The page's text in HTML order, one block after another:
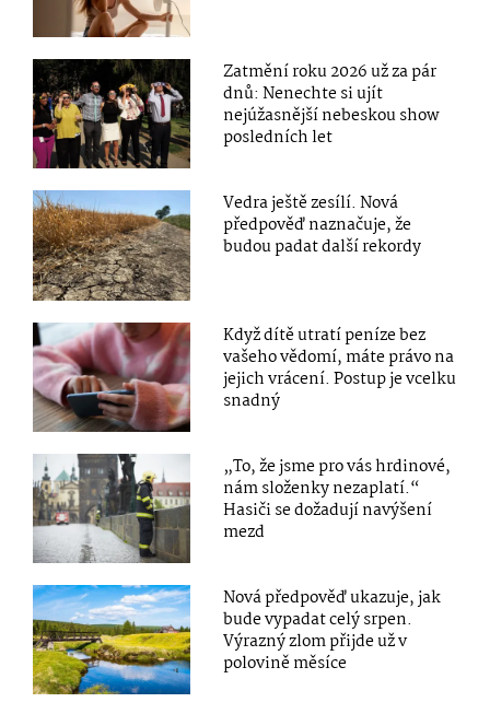
Zatmění roku 2026 už za pár
dnů: Nenechte si ujít
nejúžasnější nebeskou show
posledních let
Vedra ještě zesílí. Nová
předpověď naznačuje, že
budou padat další rekordy
Když dítě utratí peníze bez
vašeho vědomí, máte právo na
jejich vrácení. Postup je vcelku
snadný
„To, že jsme pro vás hrdinové,
nám složenky nezaplatí.“
Hasiči se dožadují navýšení
mezd
Nová předpověď ukazuje, jak
bude vypadat celý srpen.
Výrazný zlom přijde už v
polovině měsíce